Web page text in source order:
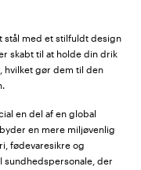
stål med et stilfuldt design
skabt til at holde din drik
hvilket gør dem til den
en del af en global
en mere miljøvenlig
fødevaresikre og
sundhedspersonale, der